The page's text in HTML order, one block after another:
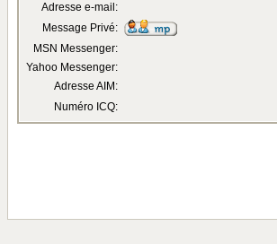
Adresse e-mail:
Message Privé:
MSN Messenger:
Yahoo Messenger:
Adresse AIM:
Numéro ICQ: